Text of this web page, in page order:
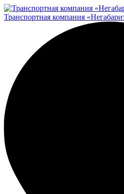
Транспортная компания